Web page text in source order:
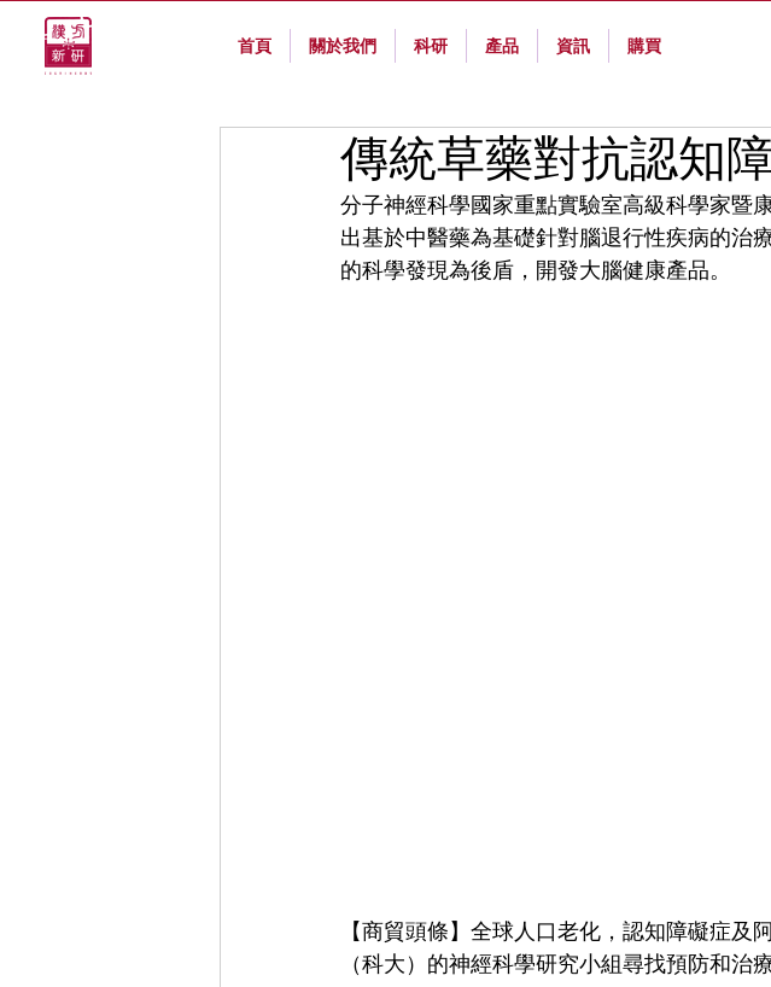
首頁 關於我們 科研 產品 資訊 購買
傳統草藥對抗認知
分子神經科學國家重點實驗室高級科學家暨
出基於中醫藥為基礎針對腦退行性疾病的治
的科學發現為後盾，開發大腦健康產品。
【商貿頭條】全球人口老化，認知障礙症
（科大）的神經科學研究小組尋找預防和治